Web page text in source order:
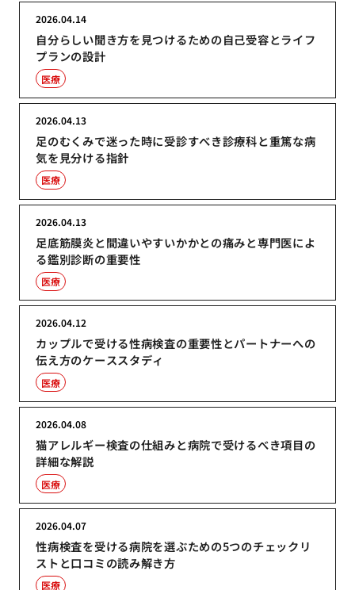
自分らしい聞き方を見つけるための自己受容とライフ
プランの設計
2026.04.14
医療
足のむくみで迷った時に受診すべき診療科と重篤な病
気を見分ける指針
2026.04.13
医療
足底筋膜炎と間違いやすいかかとの痛みと専門医によ
る鑑別診断の重要性
2026.04.13
医療
カップルで受ける性病検査の重要性とパートナーへの
伝え方のケーススタディ
2026.04.12
医療
猫アレルギー検査の仕組みと病院で受けるべき項目の
詳細な解説
2026.04.08
医療
性病検査を受ける病院を選ぶための5つのチェックリ
ストと口コミの読み解き方
2026.04.07
医療